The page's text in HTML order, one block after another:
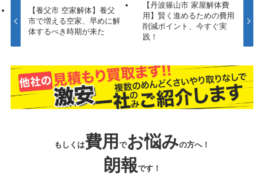
【養父市 空家解体】養父
市で増える空家、早めに解
体するべき時期が来た
【丹波篠山市 家屋解体費
用】賢く進めるための費用
削減ポイント、今すぐ実
践！
もしくは費用 でお悩みの方へ！
朗報です！